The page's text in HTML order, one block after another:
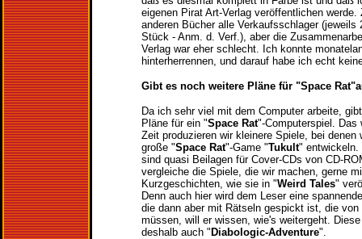
eigenen Pirat Art-Verlag veröffentlichen werde.
anderen Bücher alle Verkaufsschlager (jeweils
Stück - Anm. d. Verf.), aber die
Verlag war eher schlecht. Ich konnte
hinterherrennen, und darauf habe ich echt
Gibt es noch weitere Pläne für "Space
Da ich sehr viel mit dem Computer arbeite,
Pläne für ein "Space Rat"-Computerspiel. Das
Zeit produzieren wir kleinere Spiele, bei denen
große "Space Rat"-Game "Tukult" entwickeln.
sind quasi Beilagen für Cover-CDs von CD-
vergleiche die Spiele, die wir machen, gerne
Kurzgeschichten, wie sie in "Weird Tales"
Denn auch hier wird dem Leser eine
die dann aber mit Rätseln gespickt ist, die von
müssen, will er wissen, wie's weitergeht.
deshalb auch " Diabologic-Adventure".